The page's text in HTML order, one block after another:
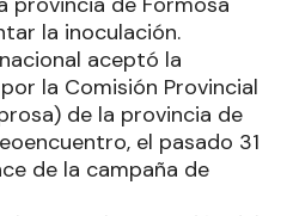
la inoculación.
aceptó la
la Comisión Provincial
de la provincia de
el pasado 31
de la campaña de